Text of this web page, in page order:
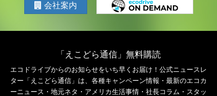
会社案内
「えこどら通信」無料購読
エコドライブからのお知らせをいち早くお届け！公式ニュースレ
ター「えこどら通信」は、 各種キャンペーン情報・最新のエコカ
ーニュース・地元ネタ・アメリカ生活事情・社長コラム・ スタッ